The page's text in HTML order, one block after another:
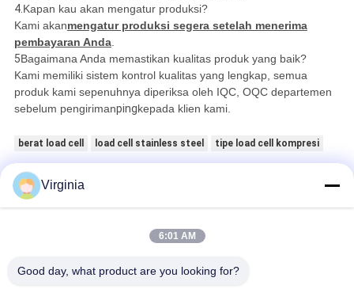
4.Kapan kau akan mengatur produksi?
Kami akanmengatur produksi segera setelah menerima
pembayaran Anda.
5Bagaimana Anda memastikan kualitas produk yang baik?
Kami memiliki sistem kontrol kualitas yang lengkap, semua
produk kami sepenuhnya diperiksa oleh IQC, OQC departemen
sebelum pengirimanpingkepada klien kami.
berat load cell load cell stainless steel tipe load cell kompresi
Sel beban tegangan presisi tinggi
peralatan otomatisasi
Virginia
6:01 AM
Good day, what product are you looking for?